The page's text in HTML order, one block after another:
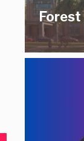
Forest